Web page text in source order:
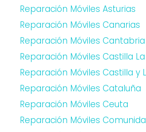
Reparación Móviles Asturias
Reparación Móviles Canarias
Reparación Móviles Cantabria
Reparación Móviles Castilla
Reparación Móviles Castilla y
Reparación Móviles Cataluña
Reparación Móviles Ceuta
Reparación Móviles